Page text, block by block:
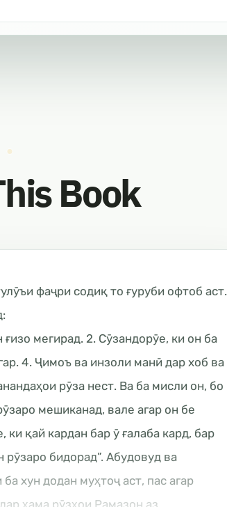
Book
фаҷри содиқ то ғуруби офтоб аст.
мегирад. 2. Сӯзандорӯе, ки он ба
4. Ҷимоъ ва инзоли манӣ дар хоб ва
рӯза нест. Ва ба мисли он, бо
мешиканад, вале агар он бе
бидорад”. Абудовуд ва
хун додан муҳтоҷ аст, пас агар
ҳама рӯзҳои Рамазон аз